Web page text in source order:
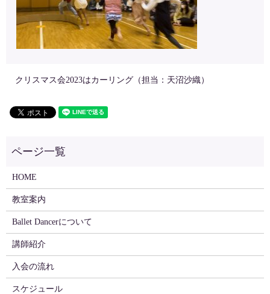
クリスマス会2023はカーリング（担当：天沼沙織）
HOME
教室案内
Ballet Dancerについて
講師紹介
入会の流れ
スケジュール